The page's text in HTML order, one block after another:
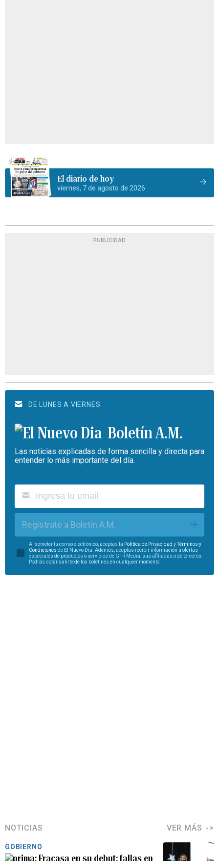
El diario de hoy
viernes, 7 de agosto de 2026
PUBLICIDAD
DE LUNES A VIERNES
Boletín A.M.
Las noticias explicadas de forma sencilla y directa para
entender lo más importante del día.
Regístrate a Boletín A.M.
Al someter tu correo electrónico, aceptas la Política de Privacidad yTérminos y
Condiciones de El Nuevo Día. Además, aceptas recibir información u ofertas
especiales de productos o servicios de GFR Media, sus afiliadas o de terceros.
Podrás optar salirte de los boletines en cualquier momento.
NOTICIAS VER MÁS
GOBIERNO
Fracasa en su debut: fallas en